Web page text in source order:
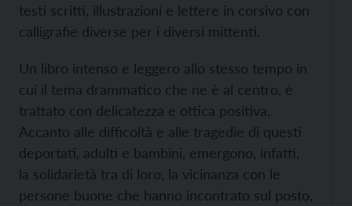
testi scritti, illustrazioni e lettere in corsivo con
calligrafie diverse per i diversi mittenti.
Un libro intenso e leggero allo stesso tempo in
cui il tema drammatico che ne è al centro, è
trattato con delicatezza e ottica positiva.
Accanto alle difficoltà e alle tragedie di questi
deportati, adulti e bambini, emergono, infatti,
la solidarietà tra di loro, la vicinanza con le
persone buone che hanno incontrato sul posto,